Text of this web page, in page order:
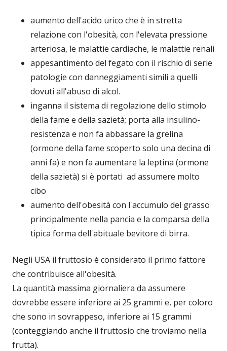
aumento dell'acido urico che è in stretta
relazione con l'obesità, con l'elevata pressione
arteriosa, le malattie cardiache, le malattie renali
appesantimento del fegato con il rischio di serie
patologie con danneggiamenti simili a quelli
dovuti all'abuso di alcol.
inganna il sistema di regolazione dello stimolo
della fame e della sazietà; porta alla insulino-
resistenza e non fa abbassare la grelina
(ormone della fame scoperto solo una decina di
anni fa) e non fa aumentare la leptina (ormone
della sazietà) si è portati ad assumere molto
cibo
aumento dell'obesità con l'accumulo del grasso
principalmente nella pancia e la comparsa della
tipica forma dell'abituale bevitore di birra.
Negli USA il fruttosio è considerato il primo fattore
che contribuisce all'obesità.
La quantità massima giornaliera da assumere
dovrebbe essere inferiore ai 25 grammi e, per coloro
che sono in sovrappeso, inferiore ai 15 grammi
(conteggiando anche il fruttosio che troviamo nella
frutta).